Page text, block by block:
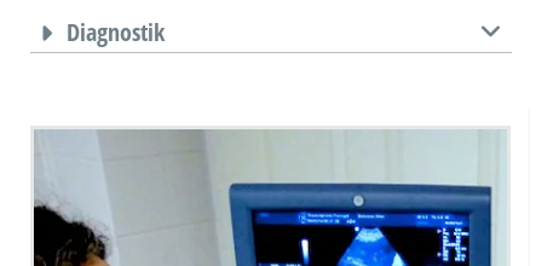
Diagnostik